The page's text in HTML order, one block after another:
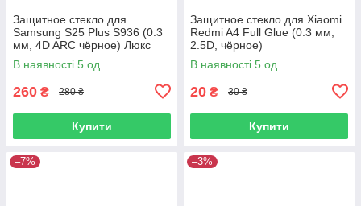
Защитное стекло для
Samsung S25 Plus S936 (0.3
мм, 4D ARC чёрное) Люкс
В наявності 5 од.
260 ₴ 280 ₴
Купити
Защитное стекло для Xiaomi
Redmi A4 Full Glue (0.3 мм,
2.5D, чёрное)
В наявності 5 од.
20 ₴ 30 ₴
Купити
–7% –3%